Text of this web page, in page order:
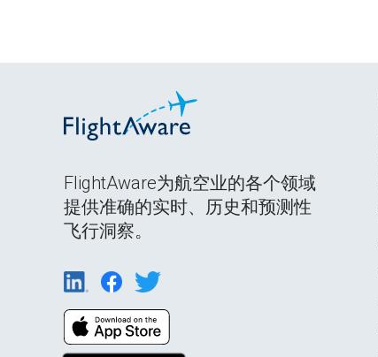
FlightAware为航空业的各个领域
提供准确的实时、历史和预测性
飞行洞察。